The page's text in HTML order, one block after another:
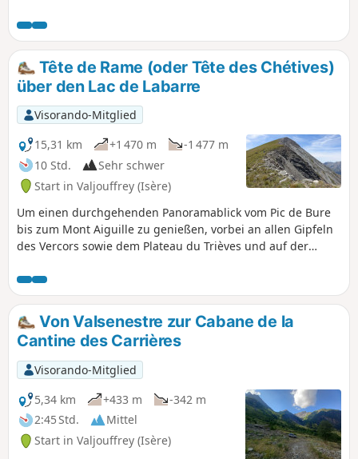
werden kann.
Tête de Rame (oder Tête des Chétives)
über den Lac de Labarre
Visorando-Mitglied
15,31 km
+1 470 m
-1 477 m
10 Std.
Sehr schwer
Start in Valjouffrey (Isère)
Um einen durchgehenden Panoramablick vom Pic de Bure
bis zum Mont Aiguille zu genießen, vorbei an allen Gipfeln
des Vercors sowie dem Plateau du Trièves und auf der
Écrins. Dabei kommt man am türkisgrünen Lac Labarre am
Fuße des Signal de Lauvitel vorbei.
Von Valsenestre zur Cabane de la
Cantine des Carrières
Visorando-Mitglied
5,34 km
+433 m
-342 m
2:45 Std.
Mittel
Start in Valjouffrey (Isère)